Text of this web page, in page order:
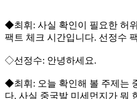
◆최휘: 사실 확인이 필요한 허
팩트 체크 시간입니다. 선정수
◇선정수: 안녕하세요.
◆최휘: 오늘 확인해 볼 주제는
다. 사실 중국발 미세먼지가 뭐